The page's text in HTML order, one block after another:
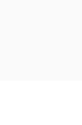
Tab